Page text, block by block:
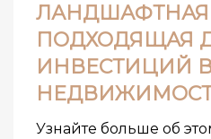
ЛАНДШАФТНАЯ
ПОДХОДЯЩАЯ
ИНВЕСТИЦИЙ
Узнайте больше об